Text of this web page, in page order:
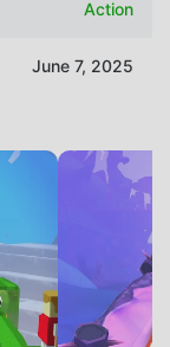
Action
June 7, 2025